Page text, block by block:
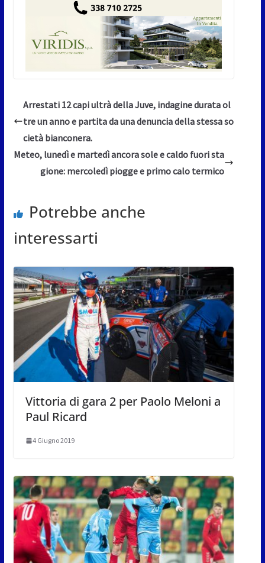
Arrestati 12 capi ultrà della Juve, indagine durata ol
tre un anno e partita da una denuncia della stessa so
cietà bianconera.
Meteo, lunedì e martedì ancora sole e caldo fuori sta
gione: mercoledì piogge e primo calo termico
Potrebbe anche
interessarti
Vittoria di gara 2 per Paolo Meloni a
Paul Ricard
4 Giugno 2019